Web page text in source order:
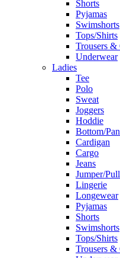
Shorts
Pyjamas
Swimshorts
Tops/Shirts
Trousers &
Underwear
Ladies
Tee
Polo
Sweat
Joggers
Hoddie
Bottom/
Cardigan
Cargo
Jeans
Jumper/
Lingerie
Longewear
Pyjamas
Shorts
Swimshorts
Tops/Shirts
Trousers &